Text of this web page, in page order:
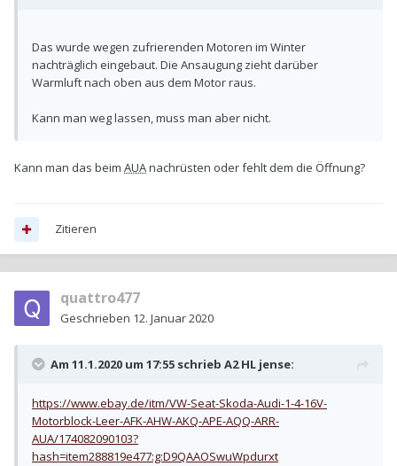
Das wurde wegen zufrierenden Motoren im Winter
nachträglich eingebaut. Die Ansaugung zieht darüber
Warmluft nach oben aus dem Motor raus.
Kann man weg lassen, muss man aber nicht.
Kann man das beim AUAnachrüsten oder fehlt dem die Öffnung?
Zitieren
quattro477
Geschrieben 12. Januar 2020
Am 11.1.2020 um 17:55 schrieb A2 HL jense:
https://www.ebay.de/itm/VW-Seat-Skoda-Audi-1-4-16V-
Motorblock-Leer-AFK-AHW-AKQ-APE-AQQ-ARR-
AUA/174082090103?
hash=item288819e477:g:D9QAAOSwuWpdurxt